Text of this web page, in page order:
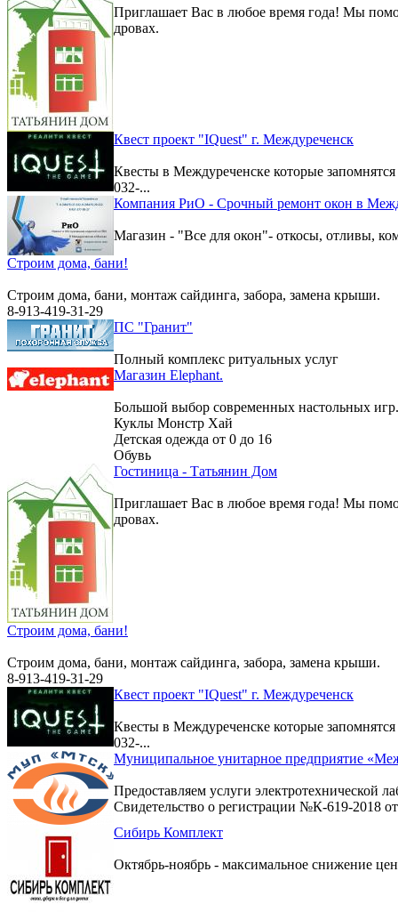
Приглашает Вас в любое время года! Мы
дровах.
Квест проект "IQuest" г. Междуреченск
Квесты в Междуреченске которые
032-...
Компания РиО - Срочный ремонт окон в
Магазин - "Все для окон"- откосы, отливы,
Строим дома, бани!
Строим дома, бани, монтаж сайдинга, забора, замена крыши.
8-913-419-31-29
ПС "Гранит"
Полный комплекс ритуальных услуг
Магазин Elephant.
Большой выбор современных настольных игр.
Куклы Монстр Хай
Детская одежда от 0 до 16
Обувь
Гостиница - Татьянин Дом
Приглашает Вас в любое время года! Мы
дровах.
Строим дома, бани!
Строим дома, бани, монтаж сайдинга, забора, замена крыши.
8-913-419-31-29
Квест проект "IQuest" г. Междуреченск
Квесты в Междуреченске которые
032-...
Муниципальное унитарное предприятие
Предоставляем услуги электротехнической
Свидетельство о регистрации №К-619-2018 от
Сибирь Комплект
Октябрь-ноябрь - максимальное снижение